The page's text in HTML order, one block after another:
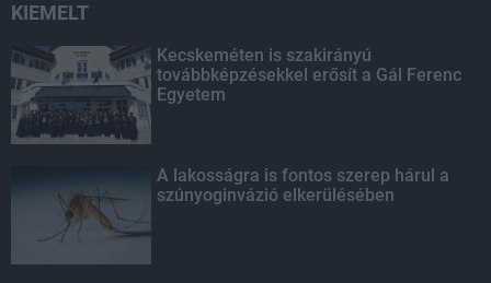
KIEMELT
Kecskeméten is szakirányú
továbbképzésekkel erősít a Gál Ferenc
Egyetem
A lakosságra is fontos szerep hárul a
szúnyoginvázió elkerülésében